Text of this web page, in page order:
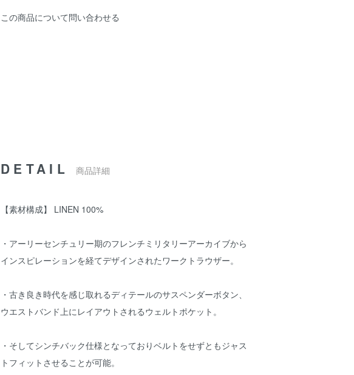
この商品について問い合わせる
DETAIL商品詳細
【素材構成】 LINEN 100%
・アーリーセンチュリー期のフレンチミリタリーアーカイブから
インスピレーションを経てデザインされたワークトラウザー。
・古き良き時代を感じ取れるディテールのサスペンダーボタン、
ウエストバンド上にレイアウトされるウェルトポケット。
・そしてシンチバック仕様となっておりベルトをせずともジャス
トフィットさせることが可能。